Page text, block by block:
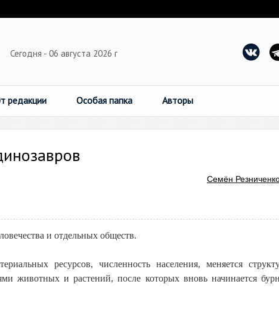
Сегодня - 06 августа 2026 г
редакции Особая папка Авторы
Семён
и отдельных обществ.
ресурсов, численность населения, меняется
животных и растений, после которых вновь начинается